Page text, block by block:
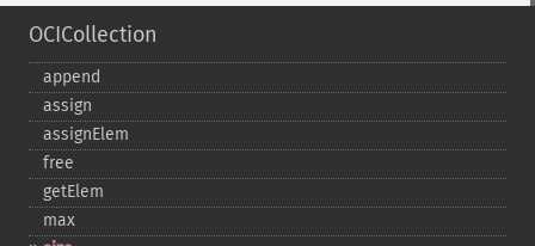
OCICollection
append
assign
assignElem
free
getElem
max